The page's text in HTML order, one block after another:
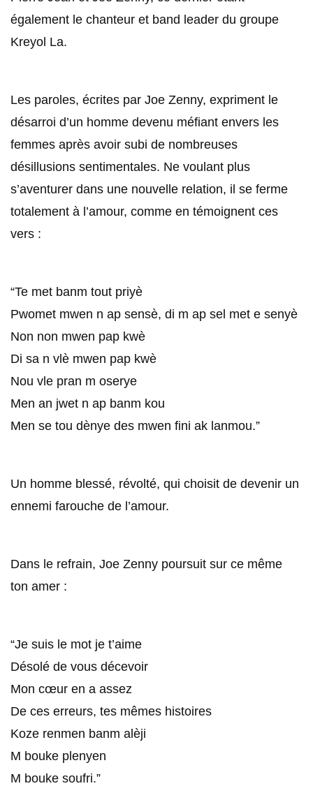
également le chanteur et band leader du groupe
Kreyol La.
Les paroles, écrites par Joe Zenny, expriment le
désarroi d’un homme devenu méfiant envers les
femmes après avoir subi de nombreuses
désillusions sentimentales. Ne voulant plus
s’aventurer dans une nouvelle relation, il se ferme
totalement à l’amour, comme en témoignent ces
vers :
“Te met banm tout priyè
Pwomet mwen n ap sensè, di m ap sel met e senyè
Non non mwen pap kwè
Di sa n vlè mwen pap kwè
Nou vle pran m oserye
Men an jwet n ap banm kou
Men se tou dènye des mwen fini ak lanmou.”
Un homme blessé, révolté, qui choisit de devenir un
ennemi farouche de l’amour.
Dans le refrain, Joe Zenny poursuit sur ce même
ton amer :
“Je suis le mot je t’aime
Désolé de vous décevoir
Mon cœur en a assez
De ces erreurs, tes mêmes histoires
Koze renmen banm alèji
M bouke plenyen
M bouke soufri.”